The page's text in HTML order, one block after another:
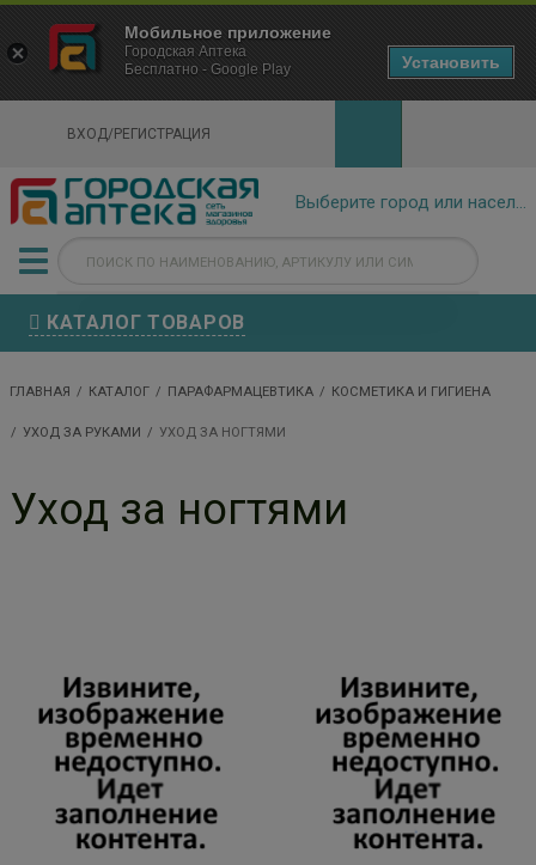
ВХОД/РЕГИСТРАЦИЯ
КАТАЛОГ ТОВАРОВ
ГЛАВНАЯ КАТАЛОГ ПАРАФАРМАЦЕВТИКА КОСМЕТИКА И ГИГИЕНА
УХОД ЗА РУКАМИ УХОД ЗА НОГТЯМИ
Уход за ногтями
×
Городская Аптека Маркетплейс
- In Google Play
Мобильное приложение
Городская Аптека
Бесплатно - Google Play
Установить